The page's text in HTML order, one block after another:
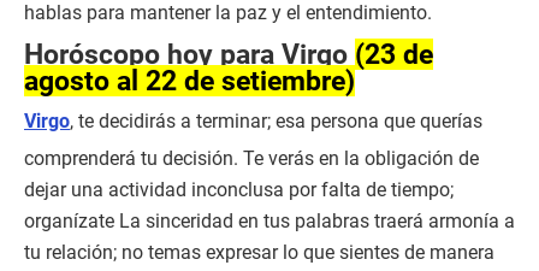
hablas para mantener la paz y el entendimiento.
Horóscopo hoy para Virgo (23 de
agosto al 22 de setiembre)
Virgo, te decidirás a terminar; esa persona que querías
comprenderá tu decisión. Te verás en la obligación de
dejar una actividad inconclusa por falta de tiempo;
organízate La sinceridad en tus palabras traerá armonía a
tu relación; no temas expresar lo que sientes de manera